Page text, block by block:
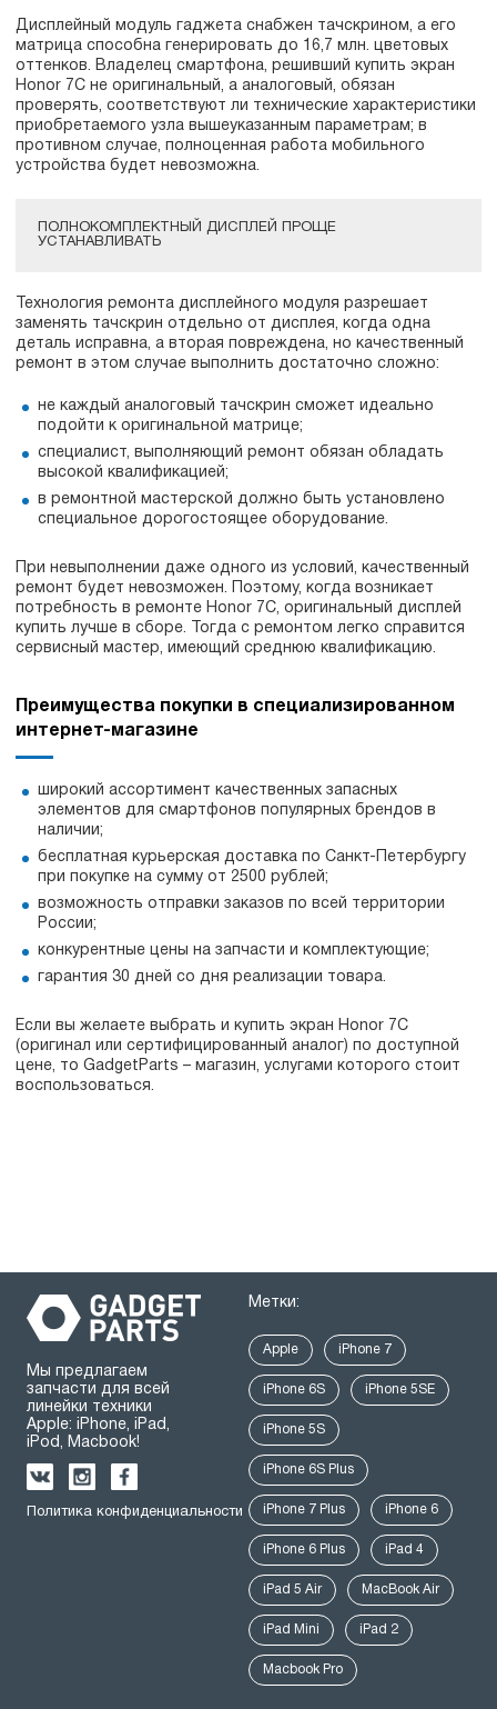
Дисплейный модуль гаджета снабжен тачскрином, а его
матрица способна генерировать до 16,7 млн. цветовых
оттенков. Владелец смартфона, решивший купить экран
Honor 7C не оригинальный, а аналоговый, обязан
проверять, соответствуют ли технические характеристики
приобретаемого узла вышеуказанным параметрам; в
противном случае, полноценная работа мобильного
устройства будет невозможна.
ПОЛНОКОМПЛЕКТНЫЙ ДИСПЛЕЙ ПРОЩЕ
УСТАНАВЛИВАТЬ
Технология ремонта дисплейного модуля разрешает
заменять тачскрин отдельно от дисплея, когда одна
деталь исправна, а вторая повреждена, но качественный
ремонт в этом случае выполнить достаточно сложно:
не каждый аналоговый тачскрин сможет идеально
подойти к оригинальной матрице;
специалист, выполняющий ремонт обязан обладать
высокой квалификацией;
в ремонтной мастерской должно быть установлено
специальное дорогостоящее оборудование.
При невыполнении даже одного из условий, качественный
ремонт будет невозможен. Поэтому, когда возникает
потребность в ремонте Honor 7C, оригинальный дисплей
купить лучше в сборе. Тогда с ремонтом легко справится
сервисный мастер, имеющий среднюю квалификацию.
Преимущества покупки в специализированном
интернет-магазине
широкий ассортимент качественных запасных
элементов для смартфонов популярных брендов в
наличии;
бесплатная курьерская доставка по Санкт-Петербургу
при покупке на сумму от 2500 рублей;
возможность отправки заказов по всей территории
России;
конкурентные цены на запчасти и комплектующие;
гарантия 30 дней со дня реализации товара.
Если вы желаете выбрать и купить экран Honor 7C
(оригинал или сертифицированный аналог) по доступной
цене, то GadgetParts – магазин, услугами которого стоит
воспользоваться.
Мы предлагаем
запчасти для всей
линейки техники
Apple: iPhone, iPad,
iPod, Macbook!
Политика конфиденциальности
Метки:
Apple iPhone 7
iPhone 6S iPhone 5SE
iPhone 5S
iPhone 6S Plus
iPhone 7 Plus iPhone 6
iPhone 6 Plus iPad 4
iPad 5 Air MacBook Air
iPad Mini iPad 2
Macbook Pro